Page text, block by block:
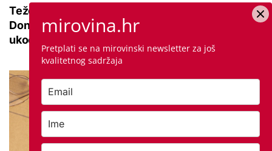
Teže se krećete zbog bolnih zglobova?
Donosimo savjete za lakši pokret i ublažavanje
ukočenosti
mirovina.hr
Pretplati se na mirovinski newsletter za još
kvalitetnog sadržaja